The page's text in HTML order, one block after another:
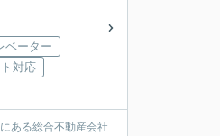
ベーター
対応
ある総合不動産会社